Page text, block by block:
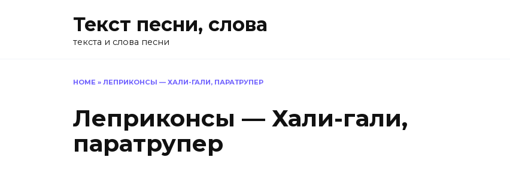
Текст песни, слова
текста и слова песни
HOME » ЛЕПРИКОНСЫ — ХАЛИ-ГАЛИ, ПАРАТРУПЕР
Леприконсы — Хали-гали,
паратрупер